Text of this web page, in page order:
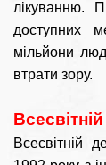
лікуванню.
доступних
мільйони
втрати зору.
Всесвітній